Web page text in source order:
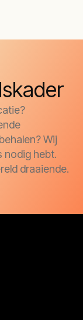
Wij
nodig hebt.
draaiende.